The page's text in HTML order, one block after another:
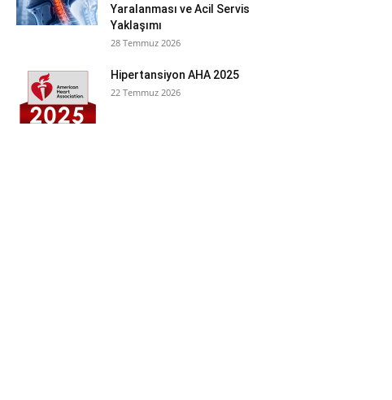
Yaralanması ve Acil Servis
Yaklaşımı
28 Temmuz 2026
Hipertansiyon AHA 2025
22 Temmuz 2026